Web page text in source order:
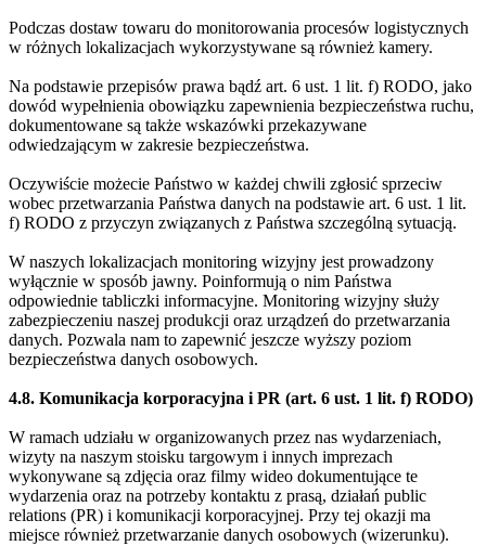
Podczas dostaw towaru do monitorowania procesów logistycznych
w różnych lokalizacjach wykorzystywane są również kamery.
Na podstawie przepisów prawa bądź art. 6 ust. 1 lit. f) RODO, jako
dowód wypełnienia obowiązku zapewnienia bezpieczeństwa ruchu,
dokumentowane są także wskazówki przekazywane
odwiedzającym w zakresie bezpieczeństwa.
Oczywiście możecie Państwo w każdej chwili zgłosić sprzeciw
wobec przetwarzania Państwa danych na podstawie art. 6 ust. 1 lit.
f) RODO z przyczyn związanych z Państwa szczególną sytuacją.
W naszych lokalizacjach monitoring wizyjny jest prowadzony
wyłącznie w sposób jawny. Poinformują o nim Państwa
odpowiednie tabliczki informacyjne. Monitoring wizyjny służy
zabezpieczeniu naszej produkcji oraz urządzeń do przetwarzania
danych. Pozwala nam to zapewnić jeszcze wyższy poziom
bezpieczeństwa danych osobowych.
4.8. Komunikacja korporacyjna i PR (art. 6 ust. 1 lit. f) RODO)
W ramach udziału w organizowanych przez nas wydarzeniach,
wizyty na naszym stoisku targowym i innych imprezach
wykonywane są zdjęcia oraz filmy wideo dokumentujące te
wydarzenia oraz na potrzeby kontaktu z prasą, działań public
relations (PR) i komunikacji korporacyjnej. Przy tej okazji ma
miejsce również przetwarzanie danych osobowych (wizerunku).